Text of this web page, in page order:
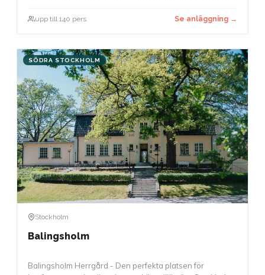
paneldebatter. Den exceptionella akustiken möjliggör
upp till 140 pers. Se anläggning →
SÖDRA STOCKHOLM
Stockholm
Balingsholm
Balingsholm Herrgård - Den perfekta platsen för